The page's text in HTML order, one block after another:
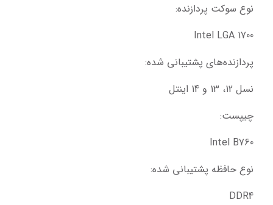
نوع سوکت پردازنده:
Intel LGA 1700
پردازنده‌های پشتیبانی شده:
نسل 12، 13 و 14 اینتل
چیپست:
Intel B760
نوع حافظه پشتیبانی شده:
DDR4